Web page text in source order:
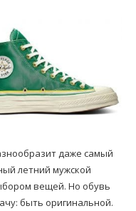
даже самый
летний мужской
вещей. Но обувь
быть оригинальной.